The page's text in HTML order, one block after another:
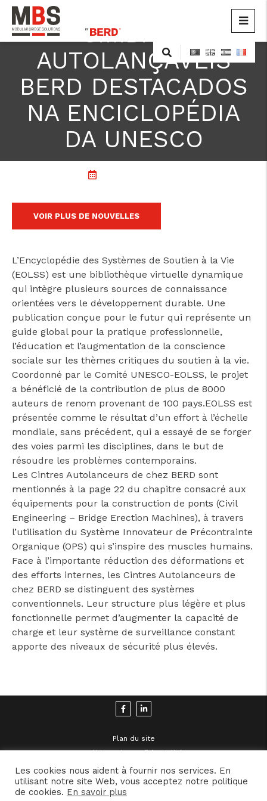
content
MBS
Modular Bridge Solutions
CIMBRES
AUTOLANÇÁVEIS
BERD DESTACADOS
NA ENCICLOPÉDIA
DA UNESCO
VOIR PLUS DE NOUVELLES
L’Encyclopédie des Systèmes de Soutien à la Vie
(EOLSS) est une bibliothèque virtuelle dynamique
qui intègre plusieurs sources de connaissance
orientées vers le développement durable. Une
publication conçue pour le futur qui représente un
guide global pour la pratique professionnelle,
l’éducation et l’augmentation de la conscience
sociale sur les thèmes critiques du soutien à la vie.
Coordonné par le Comité UNESCO-EOLSS, le projet
a bénéficié de la contribution de plus de 8000
auteurs de renom provenant de 100 pays.EOLSS est
présentée comme le résultat d’un effort à l’échelle
mondiale, sans précédent, qui a essayé de se forger
des voies parmi les disciplines, dans le but de
résoudre les problèmes contemporains.
Les Cintres Autolanceurs de chez BERD sont
mentionnés à la page 22 du chapitre consacré aux
équipements pour la construction de ponts (Civil
Engineering – Bridge Erection Machines), à travers
l’utilisation du Système Innovateur de Précontrainte
Organique (OPS) qui s’inspire des muscles humains.
Face à l’importante réduction des déformations et
des efforts internes, les Cintres Autolanceurs de
chez BERD se distinguent des systèmes
conventionnels. Leur structure plus légère et plus
fonctionnelle permet d’augmenter la capacité de
charge et leur système de surveillance constant
apporte des niveaux de sécurité plus élevés.
Plan du site
Politique de Confidentialité
Mentions Légales
Les cookies nous aident à fournir nos services. En
utilisant notre site Web, vous acceptez notre politique
de cookies. En savoir plus
cicap@cicap.pt
www.consumidor.pt